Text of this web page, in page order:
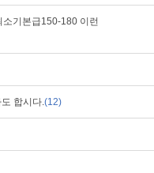
기본급150-180 이런
합시다.(12)